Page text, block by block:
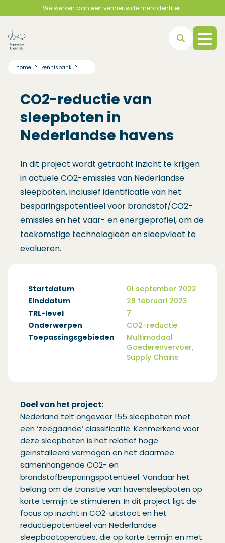
Direct naar hoofdinhoud
Direct naar hoofdnavigatie
Direct naar footer
We werken aan een vernieuwde merkidentiteit.
home kennisbank ....
CO2-reductie van
sleepboten in
Nederlandse havens
In dit project wordt getracht inzicht te krijgen
in actuele CO2-emissies van Nederlandse
sleepboten, inclusief identificatie van het
besparingspotentieel voor brandstof/CO2-
emissies en het vaar- en energieprofiel, om de
toekomstige technologieën en sleepvloot te
evalueren.
Startdatum
01 september 2022
Einddatum
28 februari 2023
TRL-level
7
Onderwerpen
CO2-reductie
Toepassingsgebieden
Multimodaal
Goederenvervoer,
Supply Chains
Doel van het project:
Nederland telt ongeveer 155 sleepboten met
een ‘zeegaande’ classificatie. Kenmerkend voor
deze sleepboten is het relatief hoge
geïnstalleerd vermogen en het daarmee
samenhangende CO2- en
brandstofbesparingspotentieel. Vandaar het
belang om de transitie van havensleepboten op
korte termijn te stimuleren. In dit project ligt de
focus op inzicht in CO2-uitstoot en het
reductiepotentieel van Nederlandse
sleepbootoperaties, die op korte termijn en met